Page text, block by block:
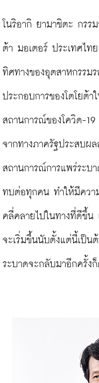
โนริอากิ ยามาชิตะ กรร
ต้า มอเตอร์ ประเทศไท
ทิศทางของอุตสาหกรรม
ประกอบการของโตโยต้
สถานการณ์ของโควิด-
จากทางภาครัฐประสบผล
สถานการณ์การแพร่ระบ
ทบต่อทุกคน ทำให้มีควา
คลี่คลายไปในทางที่ดีขึ้น
จะเริ่มขึ้นนับตั้งแต่นี้เป็น
ระบาดจะกลับมาอีกครั้ง